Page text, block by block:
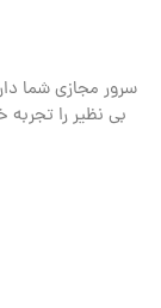
بی نظیر را